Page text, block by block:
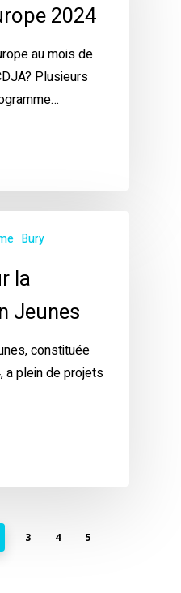
2024
au mois de
Plusieurs
Bury
la
Jeunes
constituée
a plein de projets
3 4
5